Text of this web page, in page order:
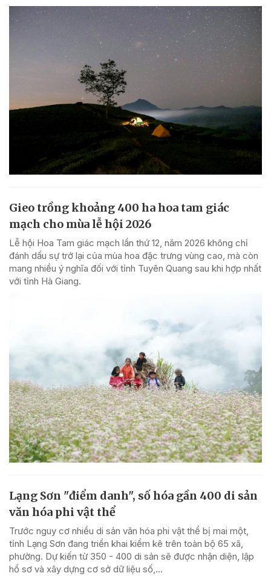
Gieo trồng khoảng 400 ha hoa tam giác
mạch cho mùa lễ hội 2026
Lễ hội Hoa Tam giác mạch lần thứ 12, năm 2026 không chỉ
đánh dấu sự trở lại của mùa hoa đặc trưng vùng cao, mà còn
mang nhiều ý nghĩa đối với tỉnh Tuyên Quang sau khi hợp nhất
với tỉnh Hà Giang.
Lạng Sơn "điểm danh", số hóa gần 400 di sản
văn hóa phi vật thể
Trước nguy cơ nhiều di sản văn hóa phi vật thể bị mai một,
tỉnh Lạng Sơn đang triển khai kiểm kê trên toàn bộ 65 xã,
phường. Dự kiến từ 350 - 400 di sản sẽ được nhận diện, lập
hồ sơ và xây dựng cơ sở dữ liệu số,...